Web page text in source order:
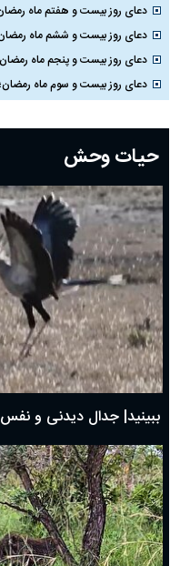
دعای روز بیست و هفتم ماه رمضان؛ ۲۶ اسفند
دعای روز بیست و ششم ماه رمضان؛ ۲۵ اسفند
دعای روز بیست و پنجم ماه رمضان؛ ۲۴ اسفند
دعای روز بیست و سوم ماه رمضان؛ ۲۲ اسفند ۱۴۰۴
دعای روز بیستم ماه رمضان؛ ۱۹ اسفند ۱۴۰۴
دعای روز هشتم ماه مبارک رمضان؛ ۷ اسفند ماه ۱۴۰۴
دعای روز هفتم ماه رمضان؛ ۶ اسفند ۱۴۰۴
دعای روز ششم ماه رمضان؛ ۵ اسفند ۱۴۰۴
دعای روز پنجم ماه رمضان؛ ۴ اسفند ۱۴۰۴
دعای روز چهارم ماه مبارک رمضان؛ ۳ اسفند ۱۴۰۴
دعای روز سوم ماه مبارک رمضان؛ ۱۴ اسفند ۱۴۰۴
دعای روز دوم ماه مبارک رمضان ۱ اسفند ماه ۱۴۰۴
دعای روز اول ماه مبارک رمضان، ۳۰ بهمن ۱۴۰۴
حضرت زینب(س) چگونه از دنیا
بهترین پیامک تبریک روز پدر ۱۴۰۴؛ جملات زیبا و صمیمانه
حیات وحش
ببینید| جدال دیدنی و